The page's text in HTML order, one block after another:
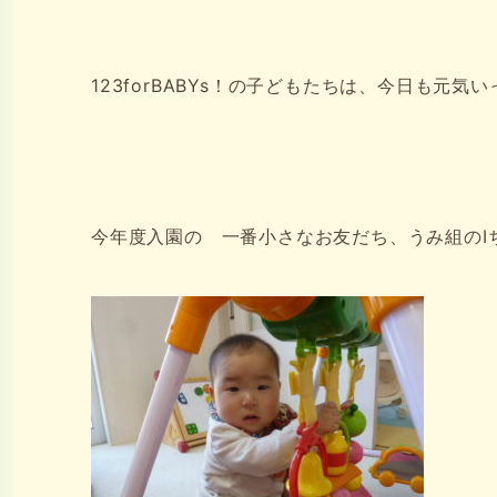
123forBABYs！の子どもたちは、今日も元気い
今年度入園の 一番小さなお友だち、うみ組のI